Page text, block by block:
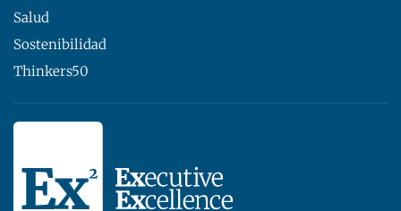
Salud
Sostenibilidad
Thinkers50